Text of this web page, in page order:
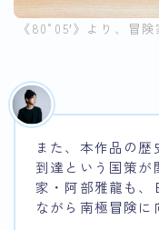
《80°05′》より、冒
また、本作品の
到達という国策が
家・阿部雅龍も、
ながら南極冒険に